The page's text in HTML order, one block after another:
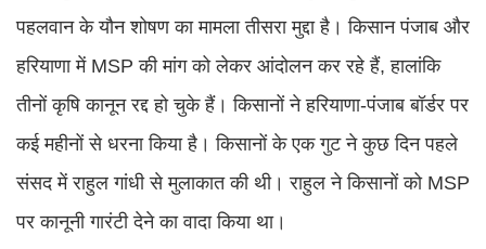
पहलवान के यौन शोषण का मामला तीसरा मुद्दा है। किसान पंजाब और
हरियाणा में MSP की मांग को लेकर आंदोलन कर रहे हैं, हालांकि
तीनों कृषि कानून रद्द हो चुके हैं। किसानों ने हरियाणा-पंजाब बॉर्डर पर
कई महीनों से धरना किया है। किसानों के एक गुट ने कुछ दिन पहले
संसद में राहुल गांधी से मुलाकात की थी। राहुल ने किसानों को MSP
पर कानूनी गारंटी देने का वादा किया था।